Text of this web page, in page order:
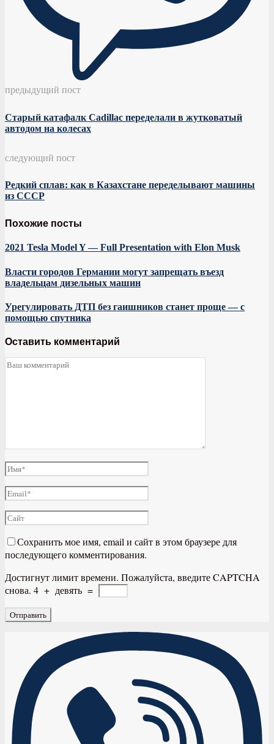
предыдущий пост
Старый катафалк Cadillac переделали в жутковатый
автодом на колесах
следующий пост
Редкий сплав: как в Казахстане переделывают машины
из СССР
Похожие посты
2021 Tesla Model Y — Full Presentation with Elon Musk
Власти городов Германии могут запрещать въезд
владельцам дизельных машин
Урегулировать ДТП без гаишников станет проще — с
помощью спутника
Оставить комментарий
Сохранить мое имя, email и сайт в этом браузере для
последующего комментирования.
Достигнут лимит времени. Пожалуйста, введите CAPTCHA
снова. 4 + девять =